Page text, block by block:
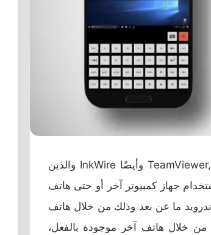
على الأرجح أنك معتاد على عِدة تطبيقات مثل TeamViewer, AnyDesk وأيضًا InkWire والذين
جهاز كمبيوتر آخر أو حتى هاتف
ما عن بعد وذلك من خلال هاتف
من خلال هاتف آخر موجودة بالفعل،